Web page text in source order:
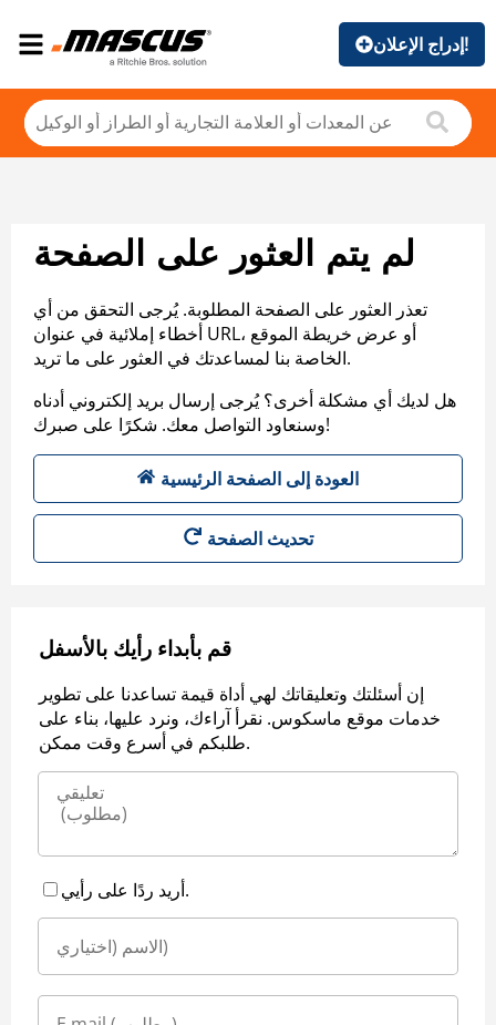
إدراج الإعلان!
لم يتم العثور على الصفحة
تعذر العثور على الصفحة المطلوبة. يُرجى التحقق من أي
أخطاء إملائية في عنوان URL، أو عرض خريطة الموقع
الخاصة بنا لمساعدتك في العثور على ما تريد.
هل لديك أي مشكلة أخرى؟ يُرجى إرسال بريد إلكتروني أدناه
وسنعاود التواصل معك. شكرًا على صبرك!
العودة إلى الصفحة الرئيسية
تحديث الصفحة
قم بأبداء رأيك بالأسفل
إن أسئلتك وتعليقاتك لهي أداة قيمة تساعدنا على تطوير
خدمات موقع ماسكوس. نقرأ آراءك، ونرد عليها، بناء على
طلبكم في أسرع وقت ممكن.
أريد ردًا على رأيي.